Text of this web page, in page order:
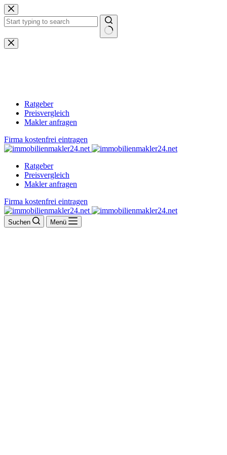
Zum
Inhalt
springen
Keine
Ergebnisse
Ratgeber
Preisvergleich
Makler anfragen
Firma kostenfrei eintragen
Ratgeber
Preisvergleich
Makler anfragen
Firma kostenfrei eintragen
Suchen Menü